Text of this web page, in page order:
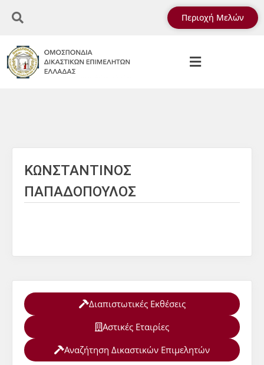
Περιοχή Μελών
ΚΩΝΣΤΑΝΤΙΝΟΣ
ΠΑΠΑΔΟΠΟΥΛΟΣ
Διαπιστωτικές Εκθέσεις
Αστικές Εταιρίες
Αναζήτηση Δικαστικών Επιμελητών